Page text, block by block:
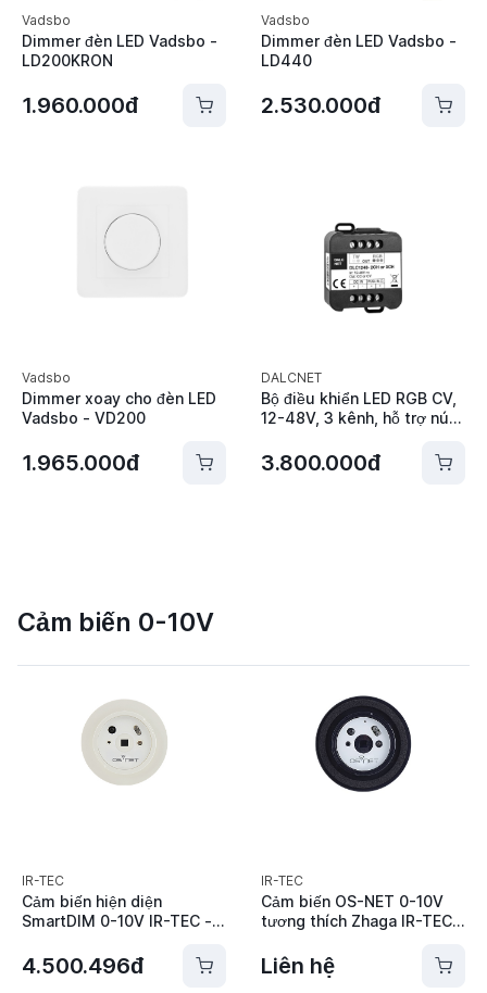
Vadsbo
Dimmer đèn LED Vadsbo -
LD200KRON
1.960.000đ
Vadsbo
Dimmer đèn LED Vadsbo -
LD440
2.530.000đ
Vadsbo
Dimmer xoay cho đèn LED
Vadsbo - VD200
1.965.000đ
DALCNET
Bộ điều khiển LED RGB CV,
12-48V, 3 kênh, hỗ trợ nút
DLC1248-3CV
3.800.000đ
Cảm biến 0-10V
IR-TEC
Cảm biến hiện diện
SmartDIM 0-10V IR-TEC -
4.500.496đ
IR-TEC
Cảm biến OS-NET 0-10V
tương thích Zhaga IR-TEC -
Liên hệ